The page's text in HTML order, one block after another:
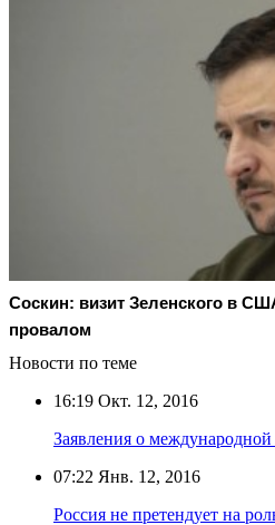
Соскин: визит Зеленского в
провалом
Новости по теме
16:19 Окт. 12, 2016
Заявления о
07:22 Янв. 12, 2016
Россия не претендует на